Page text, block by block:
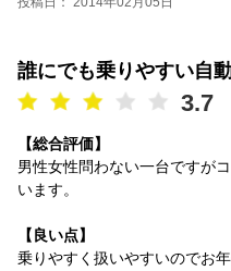
誰にでも乗りやすい自
3.7
【総合評価】
男性女性問わない一台ですが
います。
【良い点】
乗りやすく扱いやすいのでお